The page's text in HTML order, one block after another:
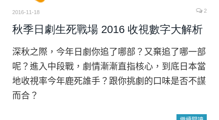
2016-11-18 2
秋季日劇生死戰場 2016 收視數字大解析
深秋之際，今年日劇你追了哪部？又棄追了哪一部
呢？進入中段戰，劇情漸漸直指核心，到底日本當
地收視率今年鹿死誰手？跟你挑劇的口味是否不謀
而合？